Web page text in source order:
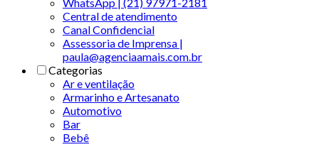
Central de atendimento
Canal Confidencial
Assessoria de Imprensa |
paula@agenciaamais.com.br
Categorias
Ar e ventilação
Armarinho e Artesanato
Automotivo
Bar
Bebê